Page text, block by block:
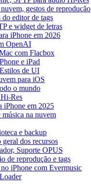
gestos de reprodução
editor de tags
e widget de letras
iPhone em 2026
OpenAI
com Flacbox
e iPad
de UI
para iOS
o mundo
Res
iPhone em 2025
na nuvem
e backup
dos recursos
Suporte OPUS
de reprodução e tags
iPhone com Evermusic